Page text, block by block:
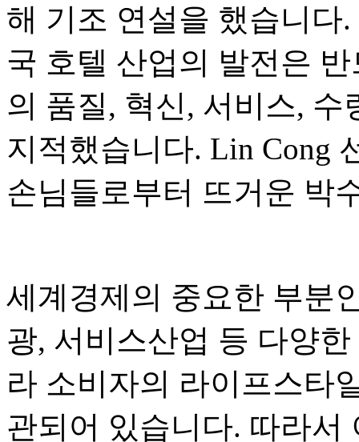
해 기조 연설을 했습니다
국 호텔 산업의 발전은
의 품질, 혁신, 서비스,
지적했습니다. Lin Cong
손님들로부터 뜨거운 박
세계경제의 중요한 부분
광, 서비스산업 등 다양
라 소비자의 라이프스타
관되어 있습니다. 따라서